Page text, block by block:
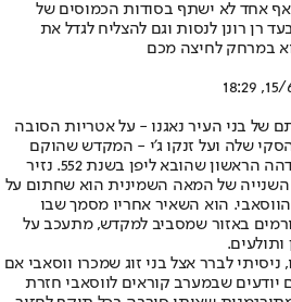
אף אחד לא ישתף בסודות הכמוסים של
רן רונן לנסות וגם להצליח לגדל את
במרחק לחיצה מכם
15/6/
של בני העיר נאגנו - על אטריות הסובה
שלה ועל זנקו ג'י - המקדש שהוקם
בבירת המחוז לכבוד פסל הבודהה הראשון שהובא ליפן בשנת 552. נזיר
של המאה השמינית הוא שחתום על
הוא השאיר אחריו מסמך שבו
באזור שמסביב למקדש, מתעכב על
ותולעים.
ניסיתי לברר אצל בני זוג שמכרו ווסאבי אם
שבמערב קוראים לווסאבי חזרת